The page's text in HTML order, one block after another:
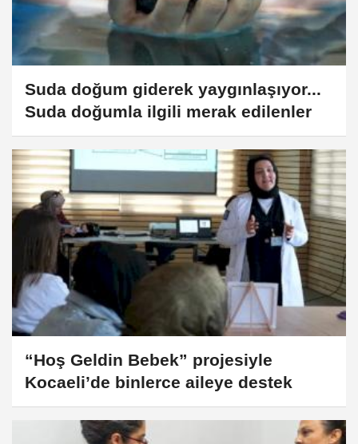
Suda doğum giderek yaygınlaşıyor...
Suda doğumla ilgili merak edilenler
“Hoş Geldin Bebek” projesiyle
Kocaeli’de binlerce aileye destek